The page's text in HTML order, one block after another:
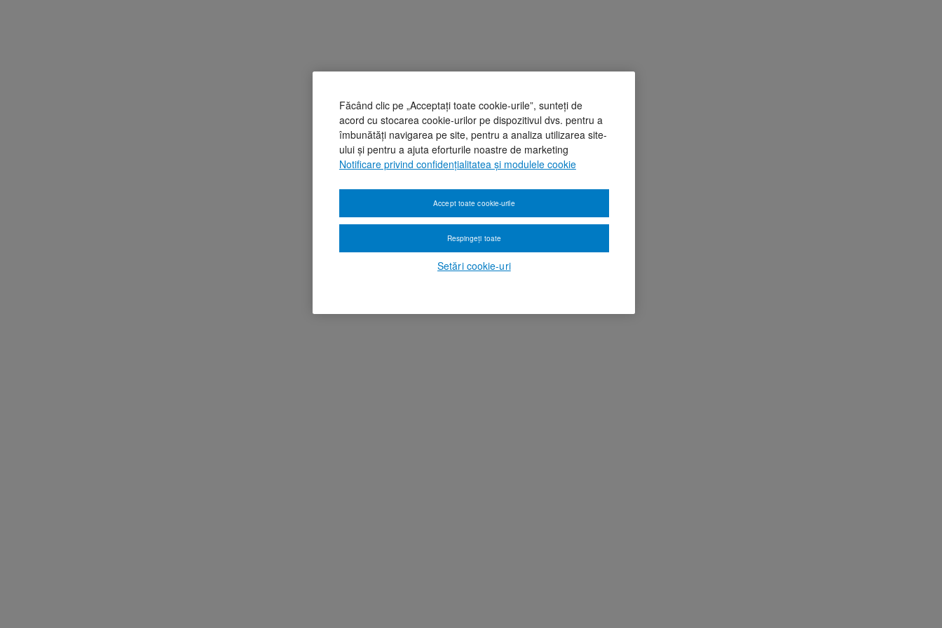
Făcând clic pe „Acceptați toate cookie-urile”, sunteți de
acord cu stocarea cookie-urilor pe dispozitivul dvs. pentru a
îmbunătăți navigarea pe site, pentru a analiza utilizarea site-
ului și pentru a ajuta eforturile noastre de marketing
Notificare privind confidențialitatea și modulele cookie
Setări cookie-uri
Respingeți toate
Accept toate cookie-urile